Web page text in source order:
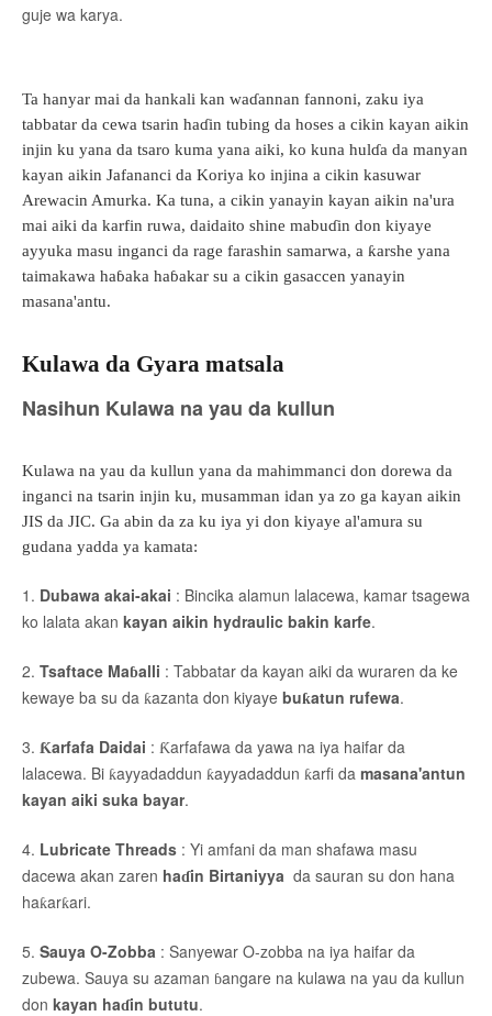
guje wa karya.
Ta hanyar mai da hankali kan waɗannan fannoni, zaku iya
tabbatar da cewa tsarin haɗin tubing da hoses a cikin kayan aikin
injin ku yana da tsaro kuma yana aiki, ko kuna hulɗa da manyan
kayan aikin Jafananci da Koriya ko injina a cikin kasuwar
Arewacin Amurka. Ka tuna, a cikin yanayin kayan aikin na'ura
mai aiki da karfin ruwa, daidaito shine mabuɗin don kiyaye
ayyuka masu inganci da rage farashin samarwa, a ƙarshe yana
taimakawa haɓaka haɓakar su a cikin gasaccen yanayin
masana'antu.
Kulawa da Gyara matsala
Nasihun Kulawa na yau da kullun
Kulawa na yau da kullun yana da mahimmanci don dorewa da
inganci na tsarin injin ku, musamman idan ya zo ga kayan aikin
JIS da JIC. Ga abin da za ku iya yi don kiyaye al'amura su
gudana yadda ya kamata:
1. Dubawa akai-akai : Bincika alamun lalacewa, kamar tsagewa
ko lalata akan kayan aikin hydraulic bakin karfe.
2. Tsaftace Maɓalli : Tabbatar da kayan aiki da wuraren da ke
kewaye ba su da ƙazanta don kiyaye buƙatun rufewa.
3. Ƙarfafa Daidai : Ƙarfafawa da yawa na iya haifar da
lalacewa. Bi ƙayyadaddun ƙayyadaddun ƙarfi da masana'antun
kayan aiki suka bayar.
4. Lubricate Threads : Yi amfani da man shafawa masu
dacewa akan zaren haɗin Birtaniyya da sauran su don hana
haƙarƙari.
5. Sauya O-Zobba : Sanyewar O-zobba na iya haifar da
zubewa. Sauya su azaman ɓangare na kulawa na yau da kullun
don kayan haɗin bututu.